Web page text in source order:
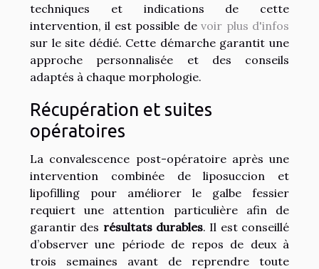
techniques et indications de cette
intervention, il est possible devoir plus d'infos
sur le site dédié. Cette démarche garantit une
approche personnalisée et des conseils
adaptés à chaque morphologie.
Récupération et suites
opératoires
La convalescence post-opératoire après une
intervention combinée de liposuccion et
lipofilling pour améliorer le galbe fessier
requiert une attention particulière afin de
garantir des résultats durables. Il est conseillé
d’observer une période de repos de deux à
trois semaines avant de reprendre toute